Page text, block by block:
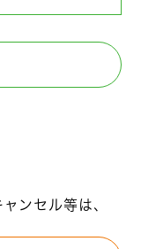
ンセル等は、